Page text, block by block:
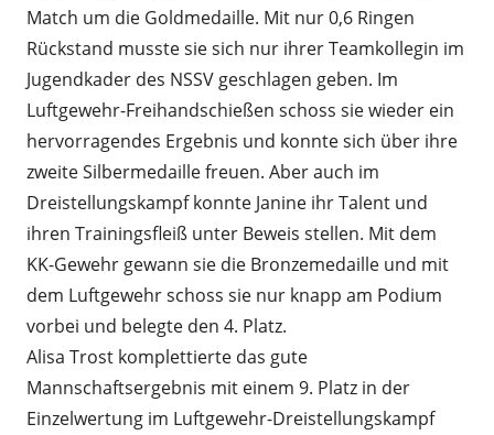
Match um die Goldmedaille. Mit nur 0,6 Ringen
Rückstand musste sie sich nur ihrer Teamkollegin im
Jugendkader des NSSV geschlagen geben. Im
Luftgewehr-Freihandschießen schoss sie wieder ein
hervorragendes Ergebnis und konnte sich über ihre
zweite Silbermedaille freuen. Aber auch im
Dreistellungskampf konnte Janine ihr Talent und
ihren Trainingsfleiß unter Beweis stellen. Mit dem
KK-Gewehr gewann sie die Bronzemedaille und mit
dem Luftgewehr schoss sie nur knapp am Podium
vorbei und belegte den 4. Platz.
Alisa Trost komplettierte das gute
Mannschaftsergebnis mit einem 9. Platz in der
Einzelwertung im Luftgewehr-Dreistellungskampf